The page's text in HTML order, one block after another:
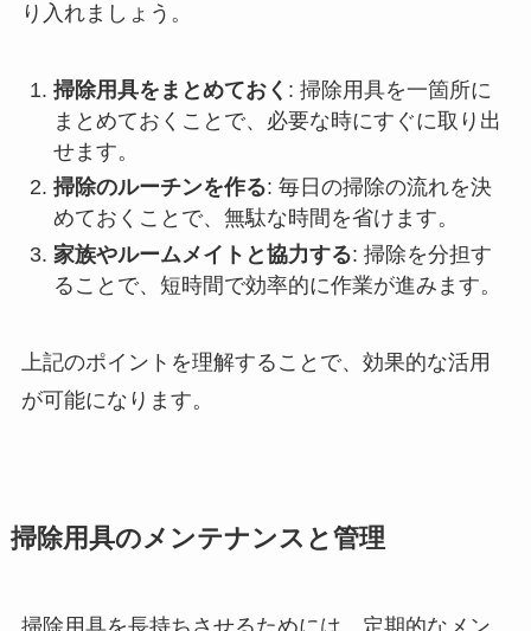
り入れましょう。
掃除用具をまとめておく : 掃除用具を一箇所に
まとめておくことで、必要な時にすぐに取り出
せます。
掃除のルーチンを作る: 毎日の掃除の流れを決
めておくことで、無駄な時間を省けます。
家族やルームメイトと協力する: 掃除を分担す
ることで、短時間で効率的に作業が進みます。
上記のポイントを理解することで、効果的な活用
が可能になります。
掃除用具のメンテナンスと管理
掃除用具を長持ちさせるためには、定期的なメン